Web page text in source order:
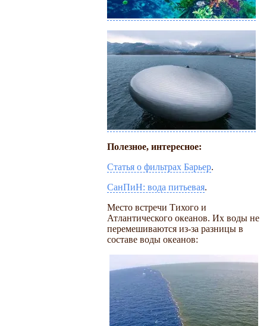
Полезное, интересное:
Статья о фильтрах Барьер.
СанПиН: вода питьевая.
Место встречи Тихого и
Атлантического океанов. Их воды не
перемешиваются из-за разницы в
составе воды океанов: